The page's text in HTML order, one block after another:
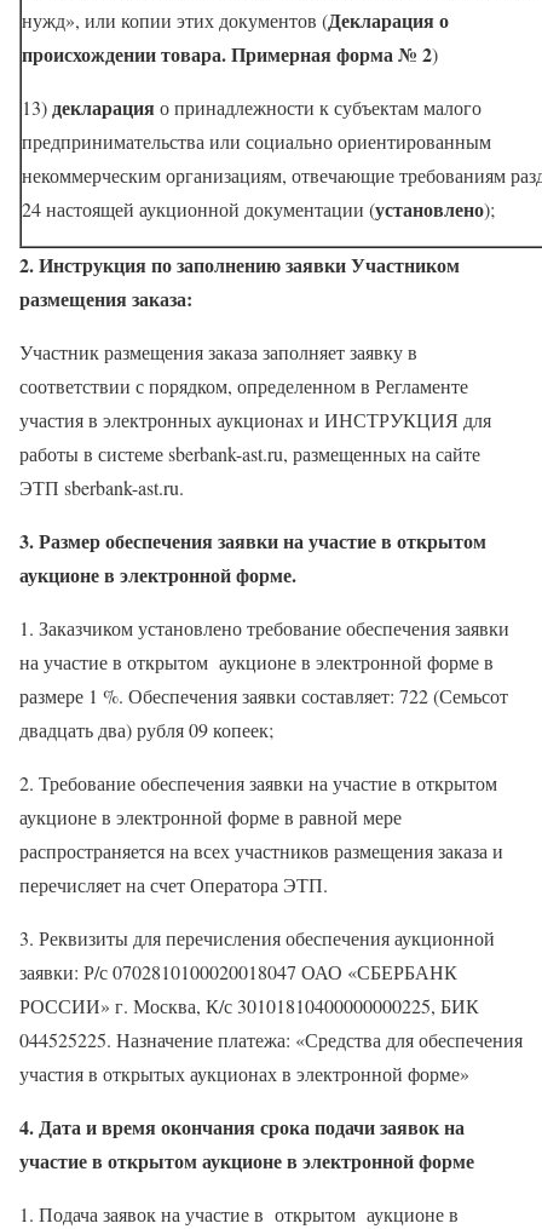
нужд», или копии этих документов (Декларация о
происхождении товара. Примерная форма № 2)
13)декларацияо принадлежности к субъектам малого
предпринимательства или социально ориентированным
некоммерческим организациям, отвечающие требованиям
24 настоящей аукционной документации (установлено);
2. Инструкция по заполнению заявки Участником
размещения заказа:
Участник размещения заказа заполняет заявку в
соответствии с порядком, определенном в Регламенте
участия в электронных аукционах и ИНСТРУКЦИЯ для
работы в системе sberbank-ast.ru, размещенных на сайте
ЭТП sberbank-ast.ru.
3. Размер обеспечения заявки на участие в открытом
аукционе в электронной форме.
1. Заказчиком установлено требование обеспечения заявки
на участие в открытом аукционе в электронной форме в
размере 1 %. Обеспечения заявки составляет: 722 (Семьсот
двадцать два) рубля 09 копеек;
2. Требование обеспечения заявки на участие в открытом
аукционе в электронной форме в равной мере
распространяется на всех участников размещения заказа и
перечисляет на счет Оператора ЭТП.
3. Реквизиты для перечисления обеспечения аукционной
заявки: Р/с 0702810100020018047 ОАО «СБЕРБАНК
РОССИИ» г. Москва, К/с 30101810400000000225, БИК
044525225. Назначение платежа: «Средства для обеспечения
участия в открытых аукционах в электронной форме»
4. Дата и время окончания срока подачи заявок на
участие в открытом аукционе в электронной форме
1. Подача заявок на участие в открытом аукционе в